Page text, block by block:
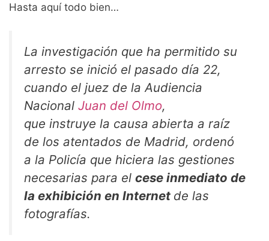
Hasta aquí todo bien…
La investigación que ha permitido su
arresto se inició el pasado día 22,
cuando el juez de la Audiencia
Nacional Juan del Olmo,
que instruye la causa abierta a raíz
de los atentados de Madrid, ordenó
a la Policía que hiciera las gestiones
necesarias para el cese inmediato de
la exhibición en Internet de las
fotografías.